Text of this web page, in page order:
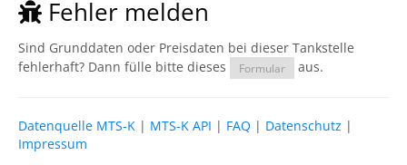
Fehler melden
Sind Grunddaten oder Preisdaten bei dieser Tankstelle
fehlerhaft? Dann fülle bitte dieses
Formular aus.
Datenquelle MTS-K | MTS-K API | FAQ | Datenschutz |
Impressum